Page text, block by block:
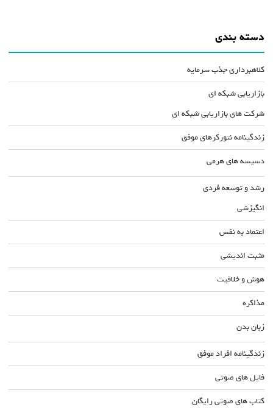
دسته بندی
کلاهبرداری جذب سرمایه
بازاریابی شبکه ای
شرکت های بازاریابی شبکه ای
زندگینامه نتورکرهای موفق
دسیسه های هرمی
رشد و توسعه فردی
انگیزشی
اعتماد به نفس
مثبت اندیشی
هوش و خلاقیت
مذاکره
زبان بدن
زندگینامه افراد موفق
فایل های صوتی
کتاب های صوتی رایگان